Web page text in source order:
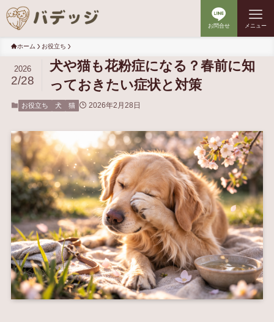
お問合せ メニュー
ホーム お役立ち
犬や猫も花粉症になる？春前に知
っておきたい症状と対策
2026
2/28
お役立ち 犬 猫 2026年2月28日